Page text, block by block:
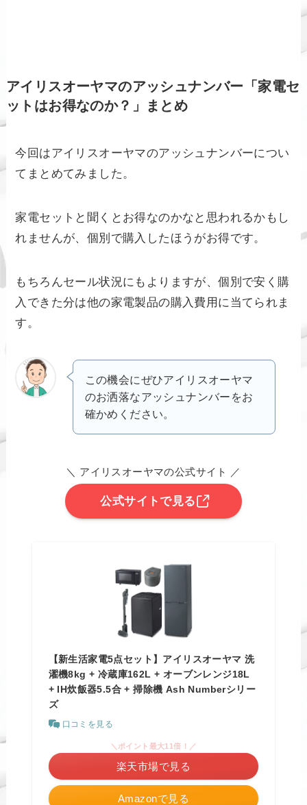
アイリスオーヤマのアッシュナンバー「家電セ
ットはお得なのか？」まとめ
今回はアイリスオーヤマのアッシュナンバーについ
てまとめてみました。
家電セットと聞くとお得なのかなと思われるかもし
れませんが、個別で購入したほうがお得です。
もちろんセール状況にもよりますが、個別で安く購
入できた分は他の家電製品の購入費用に当てられま
す。
この機会にぜひアイリスオーヤマ
のお洒落なアッシュナンバーをお
確かめください。
＼ アイリスオーヤマの公式サイト ／
公式サイトで見る
【新生活家電5点セット】アイリスオーヤマ 洗
濯機8kg + 冷蔵庫162L + オーブンレンジ18L
+ IH炊飯器5.5合 + 掃除機 Ash Numberシリー
ズ
口コミを見る
Amazonで見る
＼ポイント最大11倍！／
楽天市場で見る